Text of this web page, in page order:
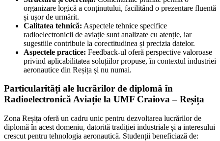
organizare logică a conținutului, facilitând o prezentare fluentă
și ușor de urmărit.
Calitatea tehnică: Aspectele tehnice specifice
radioelectronicii de aviație sunt analizate cu atenție, iar
sugestiile contribuie la corectitudinea și precizia datelor.
Aspectele practice: Feedback-ul oferă perspective valoroase
privind aplicabilitatea soluțiilor propuse, în contextul industriei
aeronautice din Reșița și nu numai.
Particularități ale lucrărilor de diplomă în
Radioelectronică Aviație la UMF Craiova – Reșița
Zona Reșița oferă un cadru unic pentru dezvoltarea lucrărilor de
diplomă în acest domeniu, datorită tradiției industriale și a interesului
crescut pentru tehnologia aeronautică. Studenții beneficiază de: